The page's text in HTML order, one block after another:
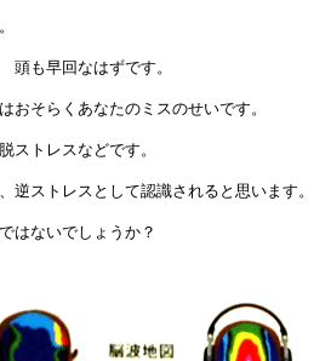
も早回なはずです。
おそらくあなたのミスのせいです。
ストレスなどです。
ストレスとして認識されると思います。
はないでしょうか？